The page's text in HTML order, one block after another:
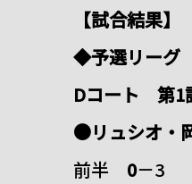
【試合結果】
◆予選リーグ
Dコート 第
●リュシオ・
前半 0－3